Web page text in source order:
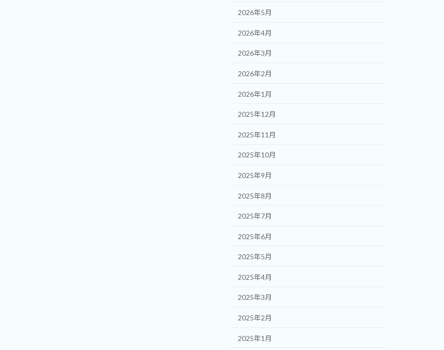
2026年5月
2026年4月
2026年3月
2026年2月
2026年1月
2025年12月
2025年11月
2025年10月
2025年9月
2025年8月
2025年7月
2025年6月
2025年5月
2025年4月
2025年3月
2025年2月
2025年1月